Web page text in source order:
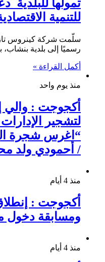
تمولها للبلدية
للتنمية
رسميًا إلى بلدية بنشاب،
أكمل القراءة »
منذ يوم واحد
أكجوجت : والي
لتشجير
“اغرس شجرة
/ أحمودي ولد
منذ 4 أيام
أكجوجت :
ومسابقة دخول
منذ 4 أيام